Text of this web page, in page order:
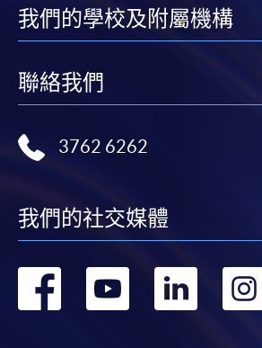
我們的學校及附屬機構
聯絡我們
3762 6262
我們的社交媒體
轉
轉
轉